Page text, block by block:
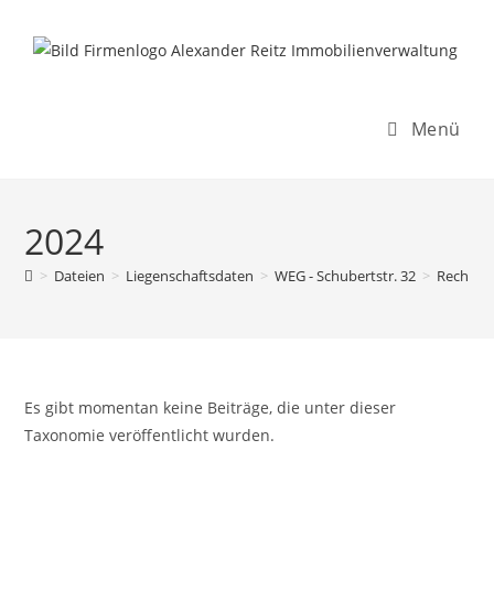
Inhalt
Menü
2024
> Dateien > Liegenschaftsdaten > WEG - Schubertstr. 32 >
Es gibt momentan keine Beiträge, die unter dieser
Taxonomie veröffentlicht wurden.